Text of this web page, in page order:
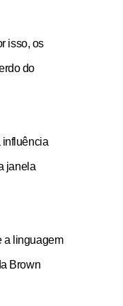
isso, os
do
influência
janela
a linguagem
Brown